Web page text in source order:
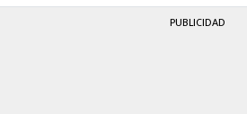
PUBLICIDAD